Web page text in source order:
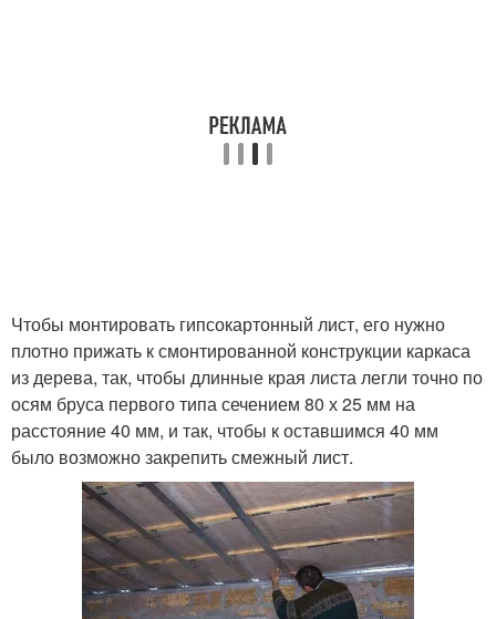
Чтобы монтировать гипсокартонный лист, его нужно
плотно прижать к смонтированной конструкции каркаса
из дерева, так, чтобы длинные края листа легли точно по
осям бруса первого типа сечением 80 х 25 мм на
расстояние 40 мм, и так, чтобы к оставшимся 40 мм
было возможно закрепить смежный лист.